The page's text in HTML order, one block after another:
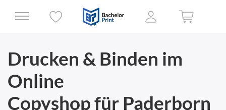
Drucken & Binden im
Online
Copyshop für Paderborn